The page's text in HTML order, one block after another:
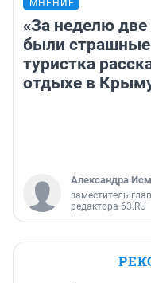
МНЕНИЕ
«За неделю две
были
туристка
отдыхе в
Александра
заместитель
редактора 63.RU